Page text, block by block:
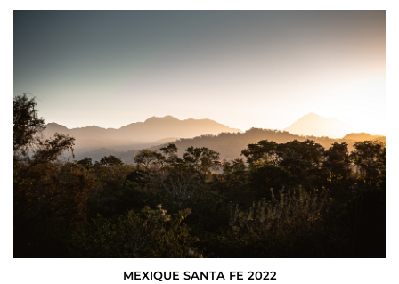
MEXIQUE SANTA FE 2022